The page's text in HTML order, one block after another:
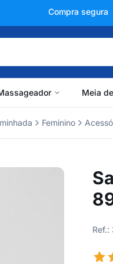
+150 mil avaliações
Meia
Feminino